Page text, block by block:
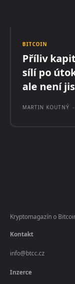
BITCOIN
Příliv
sílí po
ale není
MARTIN KOUTNÝ -
Kryptomagazín o
Kontakt
info@btcc.cz
Inzerce